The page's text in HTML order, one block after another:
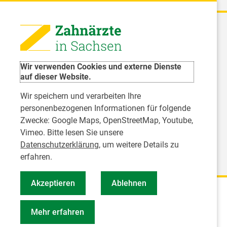
Wir verwenden Cookies und externe Dienste
auf dieser Website.
Wir speichern und verarbeiten Ihre
personenbezogenen Informationen für folgende
Zwecke: Google Maps, OpenStreetMap, Youtube,
Vimeo. Bitte lesen Sie unsere
Datenschutzerklärung, um weitere Details zu
erfahren.
Akzeptieren Ablehnen
Mehr erfahren
Landeszahnärztekammer Sachsen
8066 - 0
sachsen.de
- Landesarbeitsgemeinschaft für
des Freistaates Sachsen e.V.